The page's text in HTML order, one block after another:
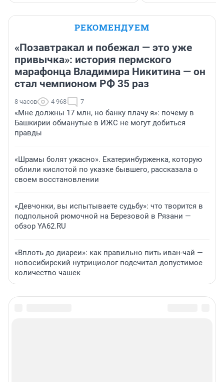
РЕКОМЕНДУЕМ
«Позавтракал и побежал — это уже
привычка»: история пермского
марафонца Владимира Никитина — он
стал чемпионом РФ 35 раз
8 часов 4 968 7
«Мне должны 17 млн, но банку плачу я»: почему в
Башкирии обманутые в ИЖС не могут добиться
правды
«Шрамы болят ужасно». Екатеринбурженка, которую
облили кислотой по указке бывшего, рассказала о
своем восстановлении
«Девчонки, вы испытываете судьбу»: что творится в
подпольной рюмочной на Березовой в Рязани —
обзор YA62.RU
«Вплоть до диареи»: как правильно пить иван-чай —
новосибирский нутрициолог подсчитал допустимое
количество чашек